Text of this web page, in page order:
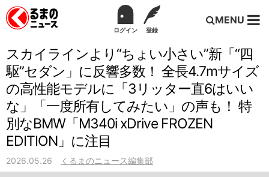
ログイン 登録
MENU
スカイラインより“ちょい小さい”新「“四
駆”セダン」に反響多数！ 全長4.7mサイズ
の高性能モデルに「3リッター直6はいい
な」「一度所有してみたい」の声も！ 特
別なBMW「M340i xDrive FROZEN
EDITION」に注目
2026.05.26 くるまのニュース編集部